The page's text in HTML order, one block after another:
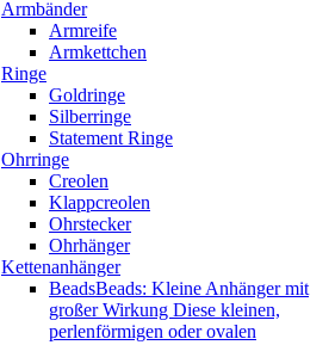
Armbänder
Armreife
Armkettchen
Ringe
Goldringe
Silberringe
Statement Ringe
Ohrringe
Creolen
Klappcreolen
Ohrstecker
Ohrhänger
Kettenanhänger
BeadsBeads: Kleine Anhänger mit
großer Wirkung Diese kleinen,
perlenförmigen oder ovalen